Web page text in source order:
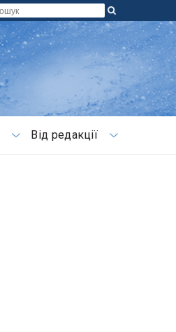
Від редакції